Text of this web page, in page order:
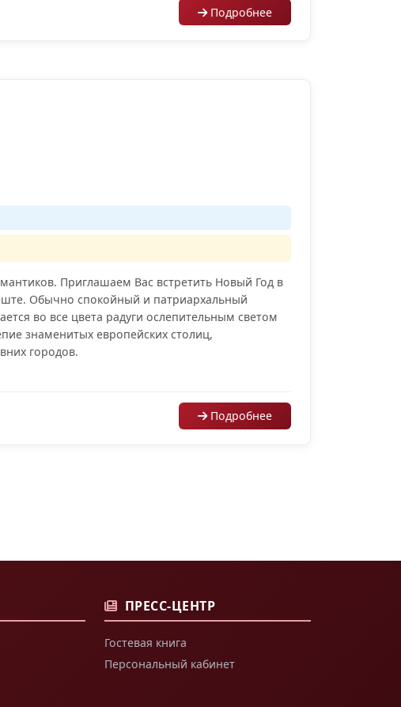
Подробнее
Приглашаем Вас встретить Новый Год в
Обычно спокойный и патриархальный
во все цвета радуги ослепительным светом
знаменитых европейских столиц,
городов.
Подробнее
ПРЕСС-ЦЕНТР
Гостевая книга
Персональный кабинет